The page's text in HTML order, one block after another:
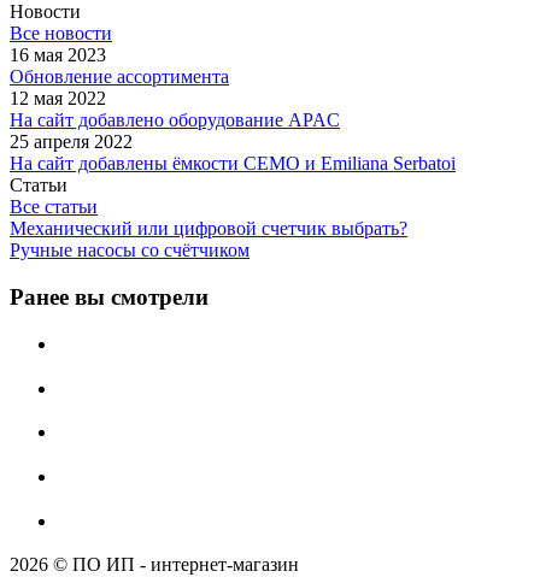
Новости
Все новости
16 мая 2023
Обновление ассортимента
12 мая 2022
На сайт добавлено оборудование APAC
25 апреля 2022
На сайт добавлены ёмкости CEMO и Emiliana Serbatoi
Статьи
Все статьи
Механический или цифровой счетчик выбрать?
Ручные насосы со счётчиком
Ранее вы смотрели
2026 © ПО ИП - интернет-магазин